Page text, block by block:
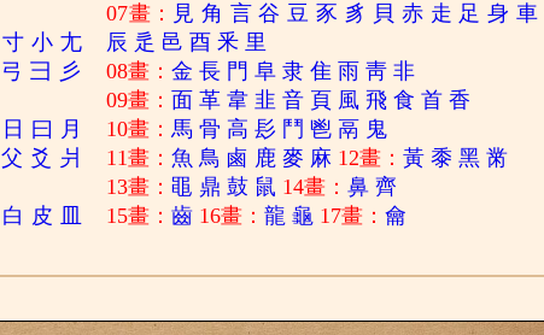
寸 小 尢
弓 彐 彡
日 曰 月
父 爻 爿
白 皮
07畫： 見 角 言 谷 豆 豕 豸 貝 赤 走 足 身 車
辰 辵 邑 酉 釆 里
08畫：金 長 門 阜 隶 隹 雨 靑 非
09畫： 面 革 韋 韭 音 頁 風 飛 食 首 香
10畫：馬 骨 高 髟 鬥 鬯 鬲 鬼
11畫：魚 鳥 鹵 鹿 麥 麻 12畫：黃 黍 黑 黹
13畫：黽 鼎 鼓 鼠 14畫：鼻 齊
15畫：齒 16畫：龍 龜 17畫：龠